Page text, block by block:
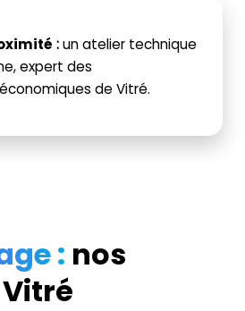
: un atelier technique
expert des
de Vitré.
: nos